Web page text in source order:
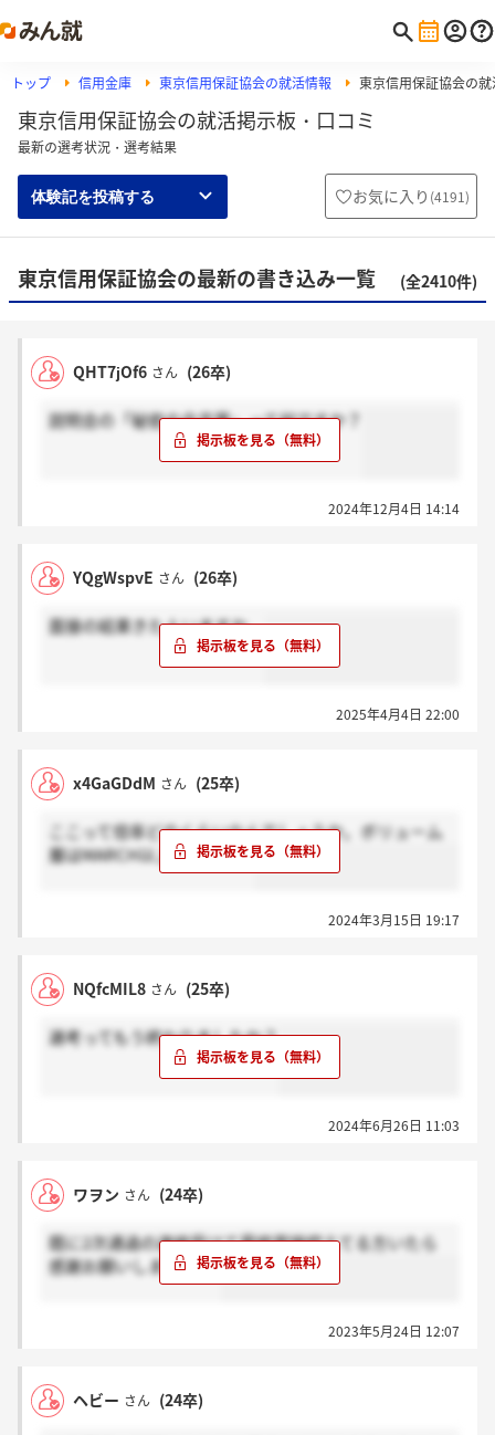
トップ 信用金庫 東京信用保証協会の就活情報 東京信用保証協会の
東京信用保証協会の就活掲示板・口コミ
最新の選考状況・選考結果
体験記を投稿する お気に入り (4191)
東京信用保証協会の最新の書き込み一覧 (全2410件)
QHT7jOf6 さん (26卒)
説明会の「秘密の合言葉」って何ですか？
2024年12月4日 14:14
YQgWspvE さん (26卒)
面接の結果きた人いますか。
2025年4月4日 22:00
x4GaGDdM さん (25卒)
ここって倍率どのくらいなんでしょうか。ボリューム
層はMARCH以上でしょうか
2024年3月15日 19:17
NQfcMIL8 さん (25卒)
選考ってもう終わりましたか？
2024年6月26日 11:03
ワヲン さん (24卒)
既に2次通過の連絡受けて最終面接控えてる方いたら
感謝お願いします??♂?
2023年5月24日 12:07
ヘビー さん (24卒)